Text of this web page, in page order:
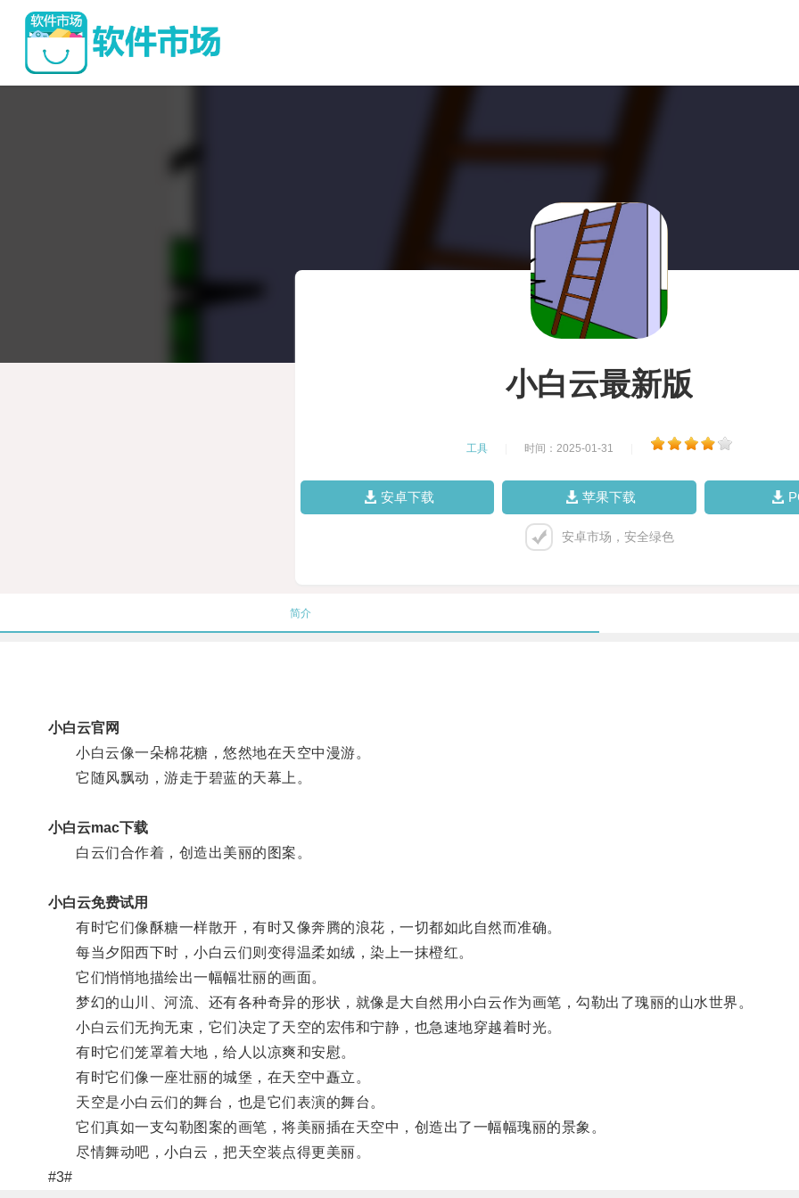
小白云最新版
工具 时间：2025-01-31
安卓下载 苹果下载
安卓市场，安全绿色
简介
小白云官网
小白云像一朵棉花糖，悠然地在天空中漫游。
它随风飘动，游走于碧蓝的天幕上。
小白云mac下载
白云们合作着，创造出美丽的图案。
小白云免费试用
有时它们像酥糖一样散开，有时又像奔腾的浪花，一切都如此自然而准确。
每当夕阳西下时，小白云们则变得温柔如绒，染上一抹橙红。
它们悄悄地描绘出一幅幅壮丽的画面。
梦幻的山川、河流、还有各种奇异的形状，就像是大自然用小白云作为画笔，勾勒出了瑰丽的山水世界。
小白云们无拘无束，它们决定了天空的宏伟和宁静，也急速地穿越着时光。
有时它们笼罩着大地，给人以凉爽和安慰。
有时它们像一座壮丽的城堡，在天空中矗立。
天空是小白云们的舞台，也是它们表演的舞台。
它们真如一支勾勒图案的画笔，将美丽插在天空中，创造出了一幅幅瑰丽的景象。
尽情舞动吧，小白云，把天空装点得更美丽。
#3#